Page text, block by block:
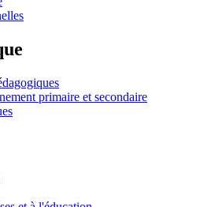
primaire et secondaire